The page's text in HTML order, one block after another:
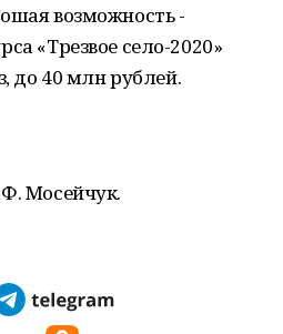
возможность -
«Трезвое село-2020»
до 40 млн рублей.
Мосейчук.